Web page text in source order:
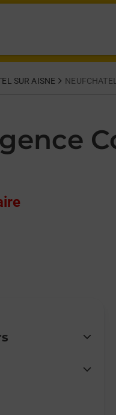
SUR AISNE
at 1 PLACE DE L